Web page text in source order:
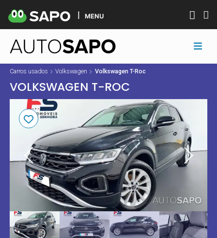
MENU
Carros usados Volkswagen Volkswagen T-Roc
VOLKSWAGEN T-ROC